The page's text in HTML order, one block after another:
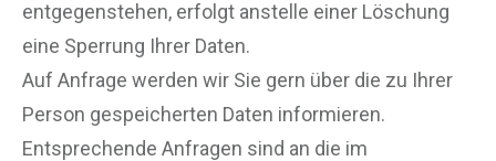
entgegenstehen, erfolgt anstelle einer Löschung
eine Sperrung Ihrer Daten.
Auf Anfrage werden wir Sie gern über die zu Ihrer
Person gespeicherten Daten informieren.
Entsprechende Anfragen sind an die im